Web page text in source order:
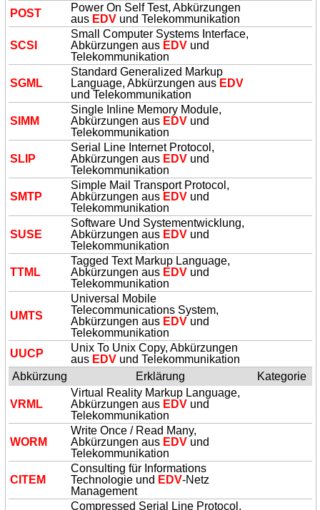
POST
Power On Self Test, Abkürzungen
aus EDV und Telekommunikation
SCSI
Small Computer Systems Interface,
Abkürzungen aus EDV und
Telekommunikation
SGML
Standard Generalized Markup
Language, Abkürzungen aus EDV
und Telekommunikation
SIMM
Single Inline Memory Module,
Abkürzungen aus EDV und
Telekommunikation
SLIP
Serial Line Internet Protocol,
Abkürzungen aus EDV und
Telekommunikation
SMTP
Simple Mail Transport Protocol,
Abkürzungen aus EDV und
Telekommunikation
SUSE
Software Und Systementwicklung,
Abkürzungen aus EDV und
Telekommunikation
TTML
Tagged Text Markup Language,
Abkürzungen aus EDV und
Telekommunikation
UMTS
Universal Mobile
Telecommunications System,
Abkürzungen aus EDV und
Telekommunikation
UUCP
Unix To Unix Copy, Abkürzungen
aus EDV und Telekommunikation
Abkürzung
Erklärung Kategorie
VRML
Virtual Reality Markup Language,
Abkürzungen aus EDV und
Telekommunikation
WORM
Write Once / Read Many,
Abkürzungen aus EDV und
Telekommunikation
CITEM
Consulting für Informations
Technologie und EDV-Netz
Management
Compressed Serial Line Protocol,